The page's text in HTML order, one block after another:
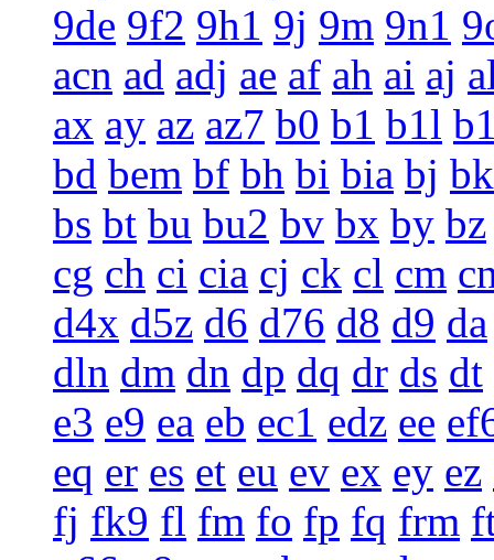
9de 9f2 9h1 9j 9m 9n1
acn ad adj ae af ah ai aj
ax ay az az7 b0 b1 b1l
bd bem bf bh bi bia bj bk
bs bt bu bu2 bv bx by bz
cg ch ci cia cj ck cl cm
d4x d5z d6 d76 d8 d9 da
dln dm dn dp dq dr ds dt
e3 e9 ea eb ec1 edz ee
eq er es et eu ev ex ey ez
fj fk9 fl fm fo fp fq frm